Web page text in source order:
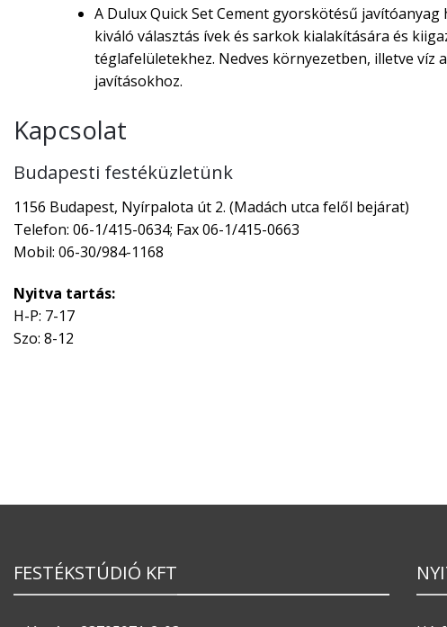
A Dulux Quick Set Cement gyorskötésű
kiváló választás ívek és sarkok kialakítására és
téglafelületekhez. Nedves környezetben, illetve víz
javításokhoz.
Kapcsolat
Budapesti festéküzletünk
1156 Budapest, Nyírpalota út 2. (Madách utca felől bejárat)
Telefon: 06-1/415-0634; Fax 06-1/415-0663
Mobil: 06-30/984-1168
Nyitva tartás:
H-P: 7-17
Szo: 8-12
FESTÉKSTÚDIÓ KFT